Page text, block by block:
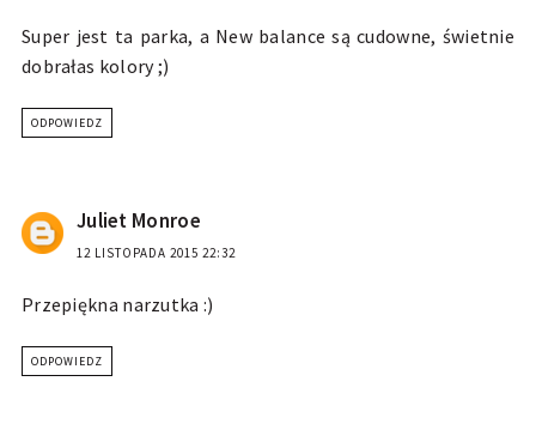
Super jest ta parka, a New balance są cudowne, świetnie
dobrałas kolory ;)
ODPOWIEDZ
Juliet Monroe
12 LISTOPADA 2015 22:32
Przepiękna narzutka :)
ODPOWIEDZ